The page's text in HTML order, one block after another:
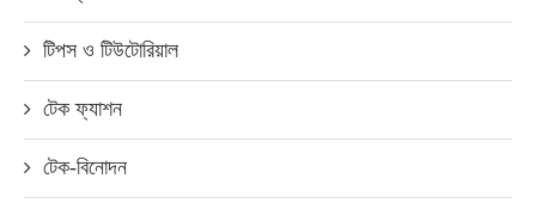
টিপস ও টিউটোরিয়াল
টেক ফ্যাশন
টেক-বিনোদন